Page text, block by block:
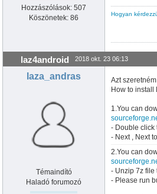
Hozzászólások: 507
Köszönetek: 86
Hogyan
laz4android 2018 okt. 23 06:13
laza_andras
Témaindító
Haladó forumozó
Azt
How to install
1.You can
- Double click
- Next , Next
2.You can
- Unzip 7z file
- Please run